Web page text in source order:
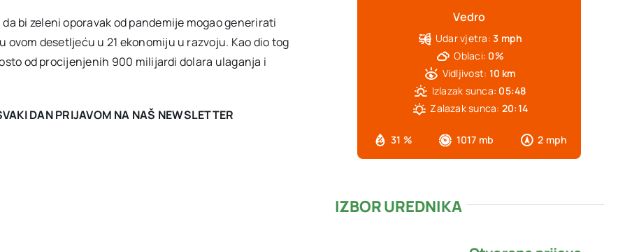
bi zeleni oporavak od pandemije mogao generirati
desetljeću u 21 ekonomiju u razvoju. Kao dio tog
od procijenjenih 900 milijardi dolara ulaganja i
DAN PRIJAVOM NA NAŠ NEWSLETTER
Vedro
31 % 1017 mb 2 mph
Udar vjetra: 3 mph
Oblaci: 0%
Vidljivost: 10 km
Izlazak sunca: 05:48
Zalazak sunca: 20:14
IZBOR UREDNIKA